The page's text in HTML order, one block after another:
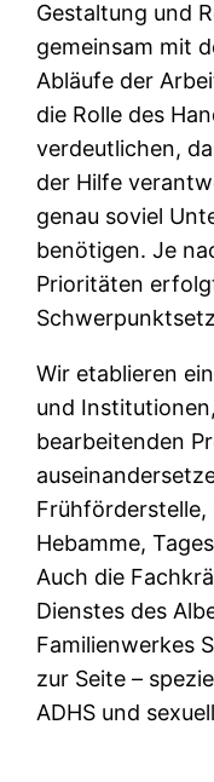
Gestaltung und
gemeinsam mit
Abläufe der
die Rolle des
verdeutlichen,
der Hilfe
genau soviel
benötigen. Je
Prioritäten
Wir etablieren
und
bearbeitenden
Hebamme,
Auch die
Dienstes des
Familienwerkes
zur Seite –
ADHS und